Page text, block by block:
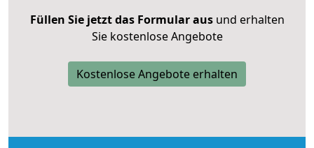
Füllen Sie jetzt das Formular ausund erhalten
Sie kostenlose Angebote
Kostenlose Angebote erhalten